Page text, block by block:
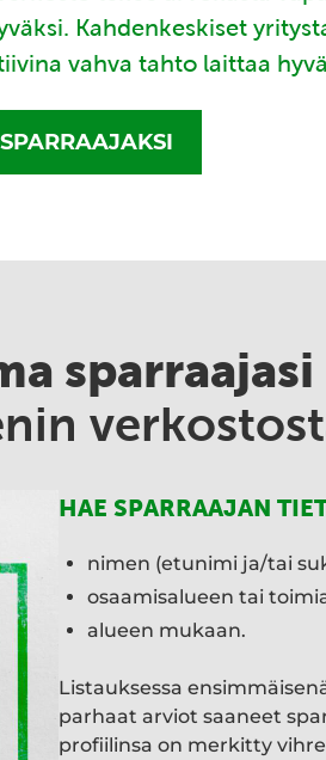
Kahdenkeskiset
vahva tahto laittaa
sparraajasi
HAE SPARRAAJAN
nimen (etunimi ja/tai
osaamisalueen tai
alueen mukaan.
Listauksessa
parhaat arviot saaneet
profiilinsa on merkitty